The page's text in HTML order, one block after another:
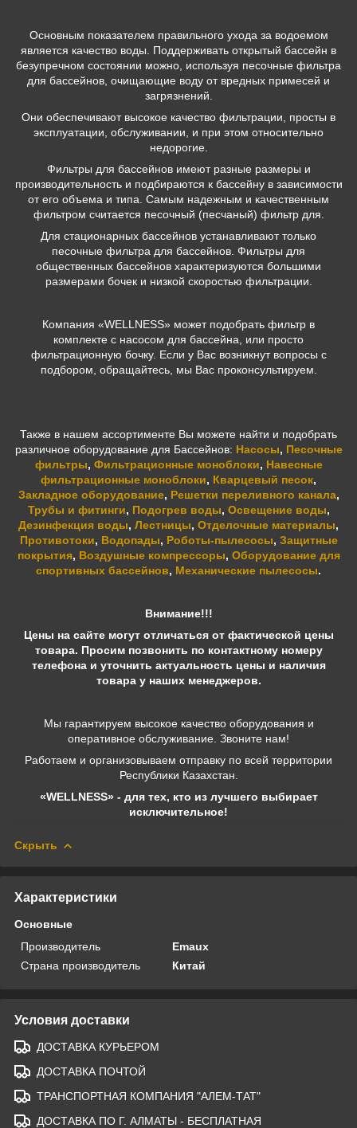
Основным показателем правильного ухода за водоемом
является качество воды. Поддерживать открытый бассейн в
безупречном состоянии можно, используя песочные фильтра
для бассейнов, очищающие воду от вредных примесей и
загрязнений.
Они обеспечивают высокое качество фильтрации, просты в
эксплуатации, обслуживании, и при этом относительно
недорогие.
Фильтры для бассейнов имеют разные размеры и
производительность и подбираются к бассейну в зависимости
от его объема и типа. Самым надежным и качественным
фильтром считается песочный (песчаный) фильтр для.
Для стационарных бассейнов устанавливают только
песочные фильтра для бассейнов. Фильтры для
общественных бассейнов характеризуются большими
размерами бочек и низкой скоростью фильтрации.
Компания «WELLNESS» может подобрать фильтр в
комплекте с насосом для бассейна, или просто
фильтрационную бочку. Если у Вас возникнут вопросы с
подбором, обращайтесь, мы Вас проконсультируем.
Также в нашем ассортименте Вы можете найти и подобрать
различное оборудование для Бассейнов: Насосы, Песочные
фильтры, Фильтрационные моноблоки, Навесные
фильтрационные моноблоки, Кварцевый песок,
Закладное оборудование, Решетки переливного канала,
Трубы и фитинги, Подогрев воды, Освещение воды,
Дезинфекция воды, Лестницы, Отделочные материалы,
Противотоки, Водопады, Роботы-пылесосы, Защитные
покрытия, Воздушные компрессоры, Оборудование для
спортивных бассейнов, Механические пылесосы.
Внимание!!!
Цены на сайте могут отличаться от фактической цены
товара. Просим позвонить по контактному номеру
телефона и уточнить актуальность цены и наличия
товара у наших менеджеров.
Мы гарантируем высокое качество оборудования и
оперативное обслуживание. Звоните нам!
Работаем и организовываем отправку по всей территории
Республики Казахстан.
«WELLNESS» - для тех, кто из лучшего выбирает
исключительное!
Скрыть
Характеристики
Основные
Производитель
Emaux
Страна производитель
Китай
Условия доставки
ДОСТАВКА КУРЬЕРОМ
ДОСТАВКА ПОЧТОЙ
ТРАНСПОРТНАЯ КОМПАНИЯ "АЛЕМ-ТАТ"
ДОСТАВКА ПО Г. АЛМАТЫ - БЕСПЛАТНАЯ